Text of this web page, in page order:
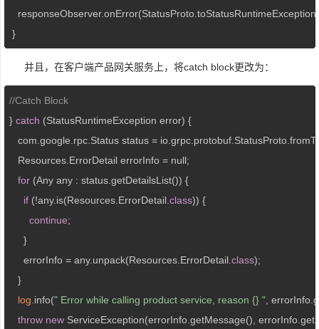
}
并且，在客户端产品网关服务上，将catch block更改为：
//Catch Block
} catch (StatusRuntimeException error) {
com.google.rpc.Status status =
   Resources.ErrorDetail errorInfo = null;
for (Any any : status.getDetailsList()) {
if (!any.is(Resources.ErrorDetail.class)) {
continue;
     }
     errorInfo = any.unpack(Resources.ErrorDetail.
class);
   }
log.info(" Error while calling product service, reason {} ",
throw new ServiceException(errorInfo.getMessage(),